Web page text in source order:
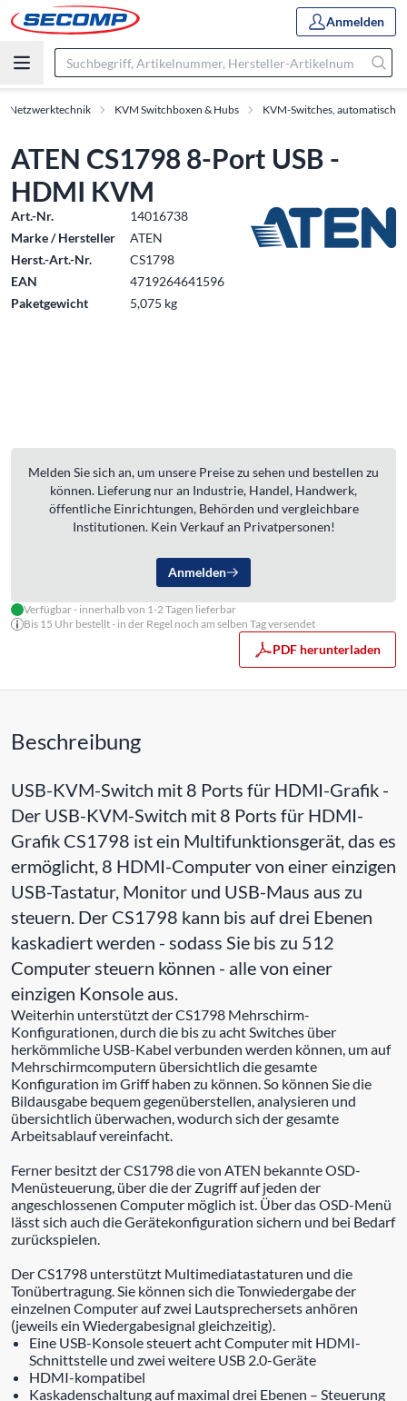
Anmelden
Netzwerktechnik KVM Switchboxen & Hubs KVM-Switches, automatisch
ATEN CS1798 8-Port USB -
HDMI KVM
Art.-Nr.
14016738
Marke / Hersteller
ATEN
Herst.-Art.-Nr.
CS1798
EAN
4719264641596
Paketgewicht
5,075 kg
Melden Sie sich an, um unsere Preise zu sehen und bestellen zu
können. Lieferung nur an Industrie, Handel, Handwerk,
öffentliche Einrichtungen, Behörden und vergleichbare
Institutionen. Kein Verkauf an Privatpersonen!
Anmelden
Verfügbar - innerhalb von 1-2 Tagen lieferbar
Bis 15 Uhr bestellt - in der Regel noch am selben Tag versendet
PDF herunterladen
Beschreibung
USB-KVM-Switch mit 8 Ports für HDMI-Grafik -
Der USB-KVM-Switch mit 8 Ports für HDMI-
Grafik CS1798 ist ein Multifunktionsgerät, das es
ermöglicht, 8 HDMI-Computer von einer einzigen
USB-Tastatur, Monitor und USB-Maus aus zu
steuern. Der CS1798 kann bis auf drei Ebenen
kaskadiert werden - sodass Sie bis zu 512
Computer steuern können - alle von einer
einzigen Konsole aus.
Weiterhin unterstützt der CS1798 Mehrschirm-
Konfigurationen, durch die bis zu acht Switches über
herkömmliche USB-Kabel verbunden werden können, um auf
Mehrschirmcomputern übersichtlich die gesamte
Konfiguration im Griff haben zu können. So können Sie die
Bildausgabe bequem gegenüberstellen, analysieren und
übersichtlich überwachen, wodurch sich der gesamte
Arbeitsablauf vereinfacht.
Ferner besitzt der CS1798 die von ATEN bekannte OSD-
Menüsteuerung, über die der Zugriff auf jeden der
angeschlossenen Computer möglich ist. Über das OSD-Menü
lässt sich auch die Gerätekonfiguration sichern und bei Bedarf
zurückspielen.
Der CS1798 unterstützt Multimediatastaturen und die
Tonübertragung. Sie können sich die Tonwiedergabe der
einzelnen Computer auf zwei Lautsprechersets anhören
(jeweils ein Wiedergabesignal gleichzeitig).
Eine USB-Konsole steuert acht Computer mit HDMI-
Schnittstelle und zwei weitere USB 2.0-Geräte
HDMI-kompatibel
Kaskadenschaltung auf maximal drei Ebenen – Steuerung